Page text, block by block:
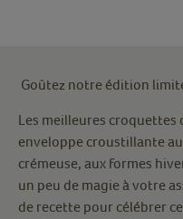
Goûtez notre édition
Les meilleures croquettes
enveloppe croustillante
crémeuse, aux formes
un peu de magie à votre
de recette pour célébrer